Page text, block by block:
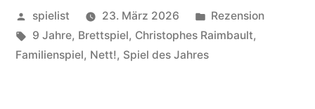
Veröffentlicht
von
spielist 23. März 2026
Veröffentlicht
in
Rezension
Schlagwörter:
9 Jahre, Brettspiel, Christophes Raimbault,
Familienspiel, Nett!, Spiel des Jahres